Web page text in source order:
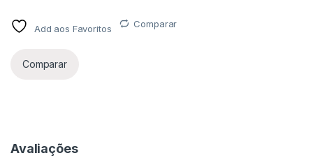
Add aos Favoritos Comparar
Comparar
Avaliações